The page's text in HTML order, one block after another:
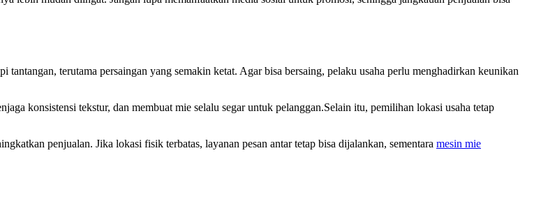
tantangan, terutama persaingan yang semakin ketat. Agar bisa bersaing, pelaku usaha perlu menghadirkan keunikan
konsistensi tekstur, dan membuat mie selalu segar untuk pelanggan.Selain itu, pemilihan lokasi usaha tetap
penjualan. Jika lokasi fisik terbatas, layanan pesan antar tetap bisa dijalankan, sementara mesin mie